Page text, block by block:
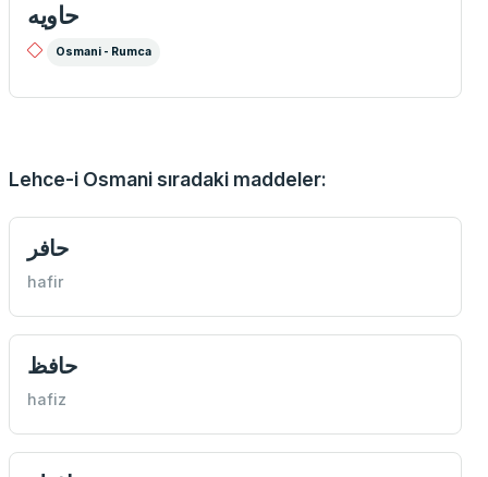
حاويه
Osmani - Rumca
Lehce-i Osmani sıradaki maddeler:
حافر
hafir
حافظ
hafiz